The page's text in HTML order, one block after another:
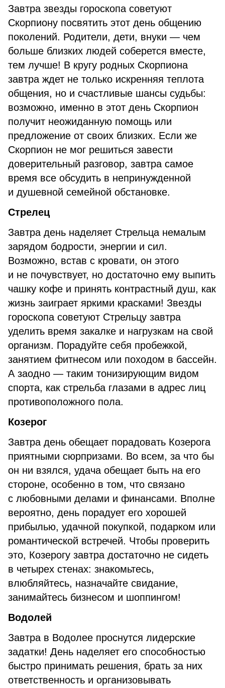
Завтра звезды гороскопа советуют
Скорпиону посвятить этот день общению
поколений. Родители, дети, внуки — чем
больше близких людей соберется вместе,
тем лучше! В кругу родных Скорпиона
завтра ждет не только искренняя теплота
общения, но и счастливые шансы судьбы:
возможно, именно в этот день Скорпион
получит неожиданную помощь или
предложение от своих близких. Если же
Скорпион не мог решиться завести
доверительный разговор, завтра самое
время все обсудить в непринужденной
и душевной семейной обстановке.
Стрелец
Завтра день наделяет Стрельца немалым
зарядом бодрости, энергии и сил.
Возможно, встав с кровати, он этого
и не почувствует, но достаточно ему выпить
чашку кофе и принять контрастный душ, как
жизнь заиграет яркими красками! Звезды
гороскопа советуют Стрельцу завтра
уделить время закалке и нагрузкам на свой
организм. Порадуйте себя пробежкой,
занятием фитнесом или походом в бассейн.
А заодно — таким тонизирующим видом
спорта, как стрельба глазами в адрес лиц
противоположного пола.
Козерог
Завтра день обещает порадовать Козерога
приятными сюрпризами. Во всем, за что бы
он ни взялся, удача обещает быть на его
стороне, особенно в том, что связано
с любовными делами и финансами. Вполне
вероятно, день порадует его хорошей
прибылью, удачной покупкой, подарком или
романтической встречей. Чтобы проверить
это, Козерогу завтра достаточно не сидеть
в четырех стенах: знакомьтесь,
влюбляйтесь, назначайте свидание,
занимайтесь бизнесом и шоппингом!
Водолей
Завтра в Водолее проснутся лидерские
задатки! День наделяет его способностью
быстро принимать решения, брать за них
ответственность и организовывать